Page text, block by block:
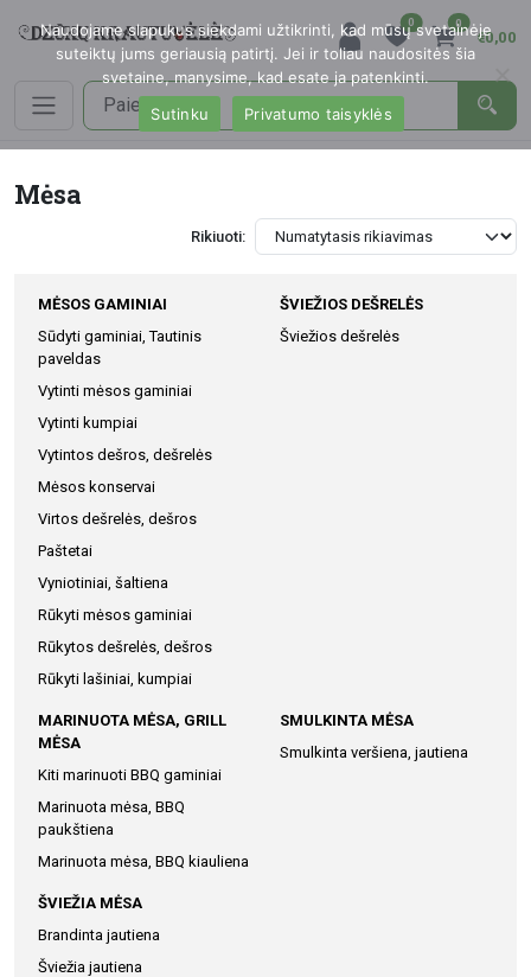
0 0
€0,00
Mėsa
Rikiuoti:
MĖSOS GAMINIAI
Sūdyti gaminiai, Tautinis
paveldas
Vytinti mėsos gaminiai
Vytinti kumpiai
Vytintos dešros, dešrelės
Mėsos konservai
Virtos dešrelės, dešros
Paštetai
Vyniotiniai, šaltiena
Rūkyti mėsos gaminiai
Rūkytos dešrelės, dešros
Rūkyti lašiniai, kumpiai
ŠVIEŽIOS DEŠRELĖS
Šviežios dešrelės
MARINUOTA MĖSA, GRILL
MĖSA
Kiti marinuoti BBQ gaminiai
Marinuota mėsa, BBQ
paukštiena
Marinuota mėsa, BBQ kiauliena
SMULKINTA MĖSA
Smulkinta veršiena, jautiena
ŠVIEŽIA MĖSA
Brandinta jautiena
Šviežia jautiena
Naudojame slapukus siekdami užtikrinti, kad mūsų svetainėje
suteiktų jums geriausią patirtį. Jei ir toliau naudositės šia
svetaine, manysime, kad esate ja patenkinti.
Sutinku
Privatumo taisyklės